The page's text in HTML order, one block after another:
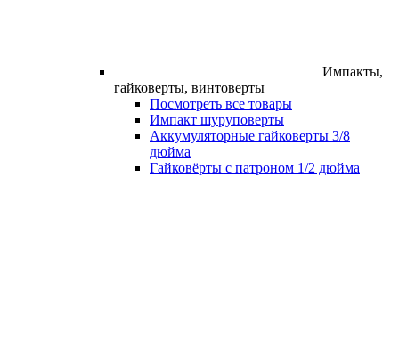
Импакты,
гайковерты, винтоверты
Посмотреть все товары
Импакт шуруповерты
Аккумуляторные гайковерты 3/8
дюйма
Гайковёрты с патроном 1/2 дюйма